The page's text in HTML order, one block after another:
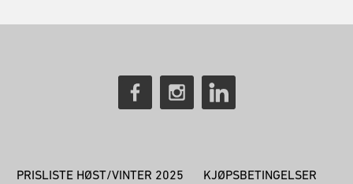
PRISLISTE HØST/VINTER 2025 KJØPSBETINGELSER